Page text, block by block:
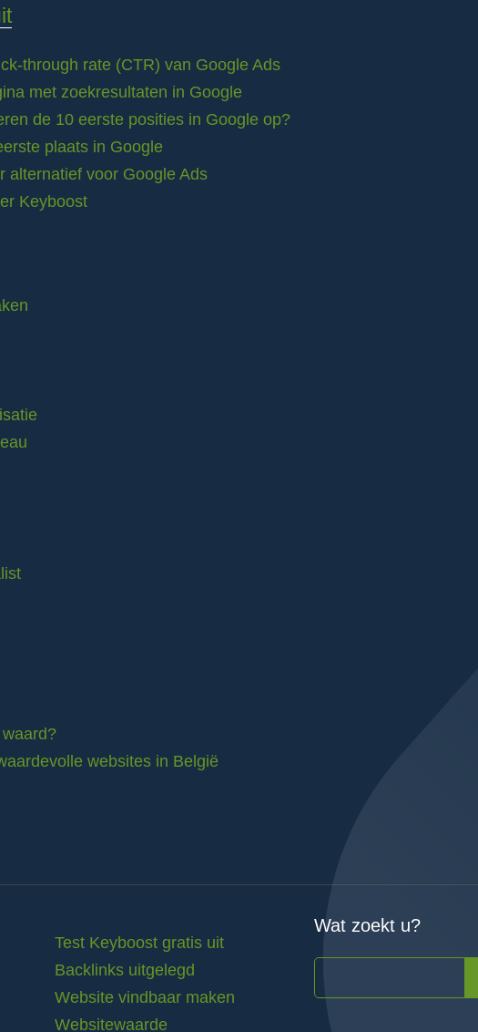
through rate (CTR) van Google Ads
met zoekresultaten in Google
de 10 eerste posities in Google op?
plaats in Google
alternatief voor Google Ads
Keyboost
websites in België
Test Keyboost gratis uit
Backlinks uitgelegd
Website vindbaar maken
Websitewaarde
Wat zoekt u?